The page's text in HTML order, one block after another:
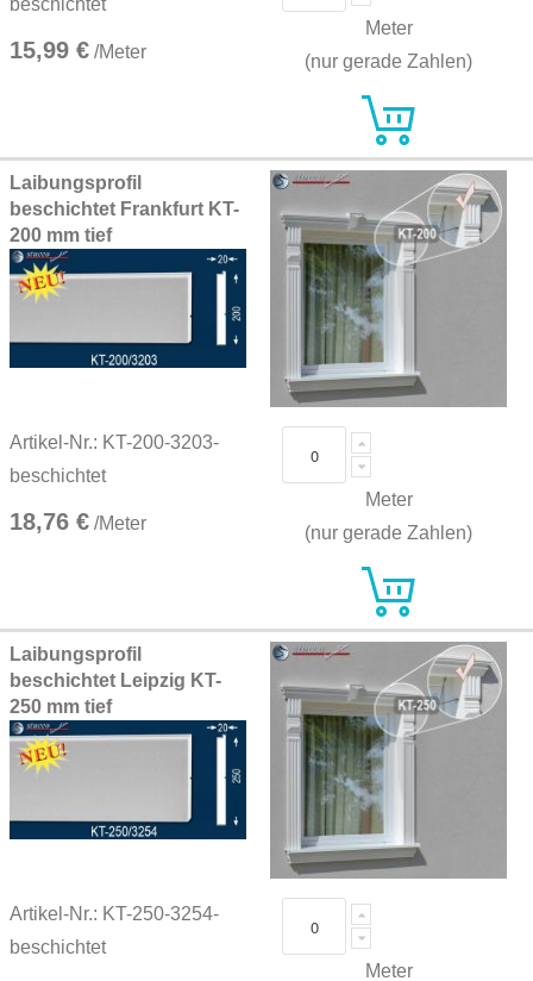
beschichtet
15,99 € /Meter
Meter
(nur gerade Zahlen)
Laibungsprofil
beschichtet Frankfurt KT-
200 mm tief
Artikel-Nr.: KT-200-3203-
beschichtet
18,76 € /Meter
Meter
(nur gerade Zahlen)
Laibungsprofil
beschichtet Leipzig KT-
250 mm tief
Artikel-Nr.: KT-250-3254-
beschichtet
Meter